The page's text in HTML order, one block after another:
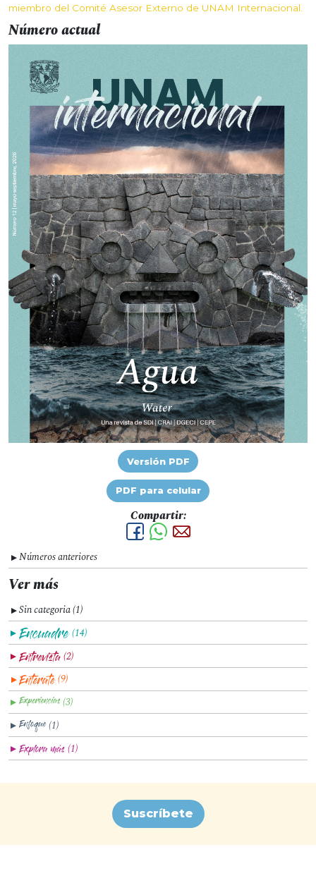
miembro del Comité Asesor Externo de UNAM Internacional.
Número actual
Versión PDF
PDF para celular
Compartir:
▼Números anteriores
Ver más
▼Sin categoria (1)
▼ (14)
▼ (2)
▼ (9)
▼ (3)
▼ (1)
▼ (1)
Suscríbete